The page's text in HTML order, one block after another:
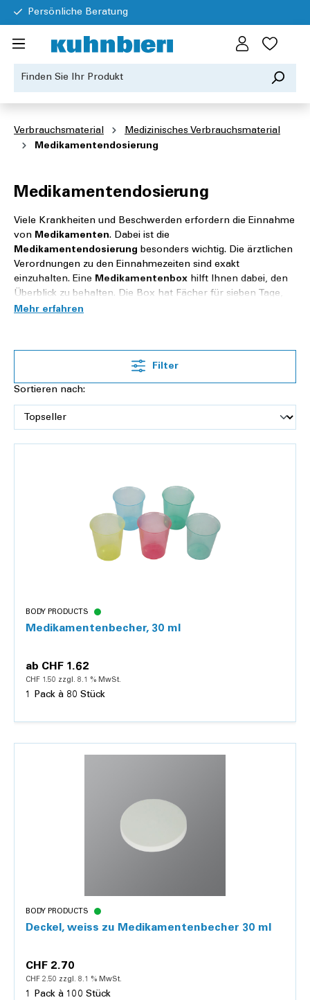
Persönliche Beratung
Verbrauchsmaterial
Medizinisches Verbrauchsmaterial
Medikamentendosierung
Medikamentendosierung
Viele Krankheiten und Beschwerden erfordern die Einnahme
von Medikamenten. Dabei ist die
Medikamentendosierung besonders wichtig. Die ärztlichen
Verordnungen zu den Einnahmezeiten sind exakt
einzuhalten. Eine Medikamentenbox hilft Ihnen dabei, den
Überblick zu behalten. Die Box hat Fächer für sieben Tage,
jeder Tag ist in vier Fächer unterteilt, hier sortieren Sie die
Medikamente für je eine Einnahme zusammengestellt.
Sollten Sie Probleme mit dem Schlucken von Tabletten
haben, ist einTablettenmörsernützlich. Mit seiner Hilfe
Problem mehr darstellen.
Filter
Sortieren nach:
BODY PRODUCTS
Medikamentenbecher, 30 ml
ab CHF 1.62
CHF 1.50 zzgl. 8.1 % MwSt.
1 Pack à 80 Stück
BODY PRODUCTS
Deckel, weiss zu Medikamentenbecher 30 ml
CHF 2.70
CHF 2.50 zzgl. 8.1 % MwSt.
1 Pack à 100 Stück